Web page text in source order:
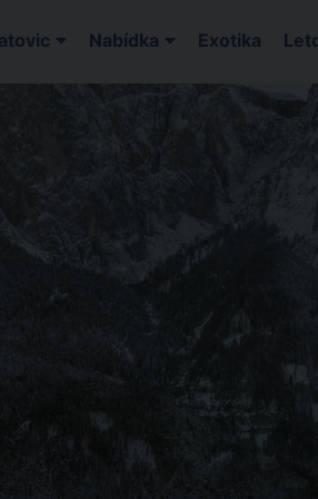
Nabídka Exotika